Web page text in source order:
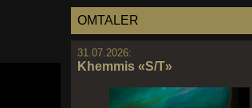
OMTALER
31.07.2026:
Khemmis «S/T»